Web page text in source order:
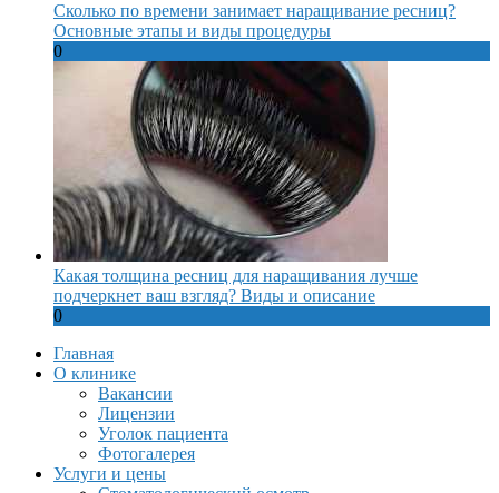
Сколько по времени занимает наращивание ресниц?
Основные этапы и виды процедуры
0
Какая толщина ресниц для наращивания лучше
подчеркнет ваш взгляд? Виды и описание
0
Главная
О клинике
Вакансии
Лицензии
Уголок пациента
Фотогалерея
Услуги и цены